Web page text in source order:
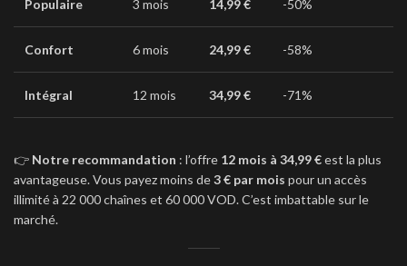
Populaire 3 mois 14,99 € -50%
Confort 6 mois 24,99 € -58%
Intégral 12 mois 34,99 € -71%
👉 Notre recommandation : l’offre 12 mois à 34,99 €est la plus
avantageuse. Vous payez moins de3 € par mois pour un accès
illimité à 22 000 chaînes et 60 000 VOD. C’est imbattable sur le
marché.